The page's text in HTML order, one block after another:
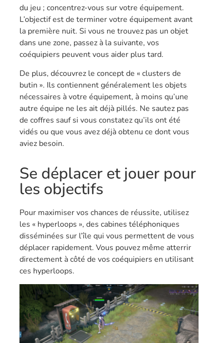
du jeu ; concentrez-vous sur votre équipement.
L’objectif est de terminer votre équipement avant
la première nuit. Si vous ne trouvez pas un objet
dans une zone, passez à la suivante, vos
coéquipiers peuvent vous aider plus tard.
De plus, découvrez le concept de « clusters de
butin ». Ils contiennent généralement les objets
nécessaires à votre équipement, à moins qu’une
autre équipe ne les ait déjà pillés. Ne sautez pas
de coffres sauf si vous constatez qu’ils ont été
vidés ou que vous avez déjà obtenu ce dont vous
aviez besoin.
Se déplacer et jouer pour
les objectifs
Pour maximiser vos chances de réussite, utilisez
les « hyperloops », des cabines téléphoniques
disséminées sur l’île qui vous permettent de vous
déplacer rapidement. Vous pouvez même atterrir
directement à côté de vos coéquipiers en utilisant
ces hyperloops.